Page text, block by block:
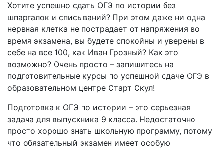
Хотите успешно сдать ОГЭ по истории без
шпаргалок и списываний? При этом даже ни одна
нервная клетка не пострадает от напряжения во
время экзамена, вы будете спокойны и уверены в
себе на все 100, как Иван Грозный? Как это
возможно? Очень просто – запишитесь на
подготовительные курсы по успешной сдаче ОГЭ в
образовательном центре Старт Скул!
Подготовка к ОГЭ по истории – это серьезная
задача для выпускника 9 класса. Недостаточно
просто хорошо знать школьную программу, потому
что обязательный экзамен имеет особую